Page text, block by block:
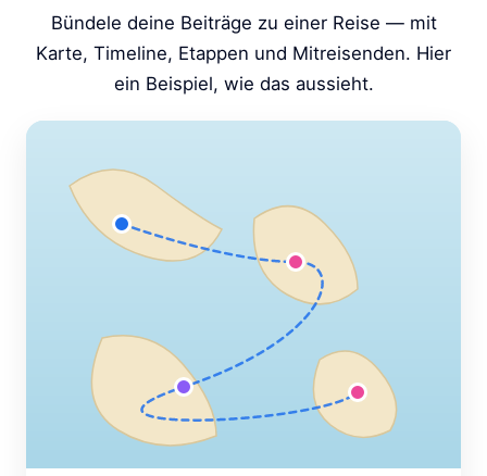
Bündele deine Beiträge zu einer Reise — mit
Karte, Timeline, Etappen und Mitreisenden. Hier
ein Beispiel, wie das aussieht.